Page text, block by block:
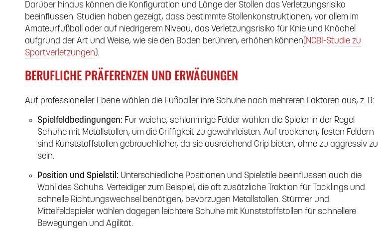
Darüber hinaus können die Konfiguration und Länge der Stollen das Verletzungsrisiko
beeinflussen. Studien haben gezeigt, dass bestimmte Stollenkonstruktionen, vor allem im
Amateurfußball oder auf niedrigerem Niveau, das Verletzungsrisiko für Knie und Knöchel
aufgrund der Art und Weise, wie sie den Boden berühren, erhöhen können(NCBI-Studie zu
Sportverletzungen).
BERUFLICHE PRÄFERENZEN UND ERWÄGUNGEN
Auf professioneller Ebene wählen die Fußballer ihre Schuhe nach mehreren Faktoren aus, z. B:
Spielfeldbedingungen: Für weiche, schlammige Felder wählen die Spieler in der Regel
Schuhe mit Metallstollen, um die Griffigkeit zu gewährleisten. Auf trockenen, festen Feldern
sind Kunststoffstollen gebräuchlicher, da sie ausreichend Grip bieten, ohne zu aggressiv zu
sein.
Position und Spielstil: Unterschiedliche Positionen und Spielstile beeinflussen auch die
Wahl des Schuhs. Verteidiger zum Beispiel, die oft zusätzliche Traktion für Tacklings und
schnelle Richtungswechsel benötigen, bevorzugen Metallstollen. Stürmer und
Mittelfeldspieler wählen dagegen leichtere Schuhe mit Kunststoffstollen für schnellere
Bewegungen und Agilität.